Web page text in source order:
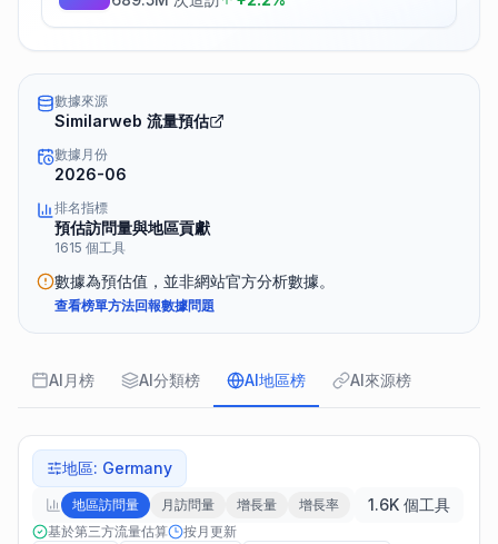
數據來源
Similarweb 流量預估
數據月份
2026-06
排名指標
預估訪問量與地區貢獻
1615 個工具
數據為預估值，並非網站官方分析數據。
查看榜單方法回報數據問題
AI月榜 AI分類榜 AI地區榜 AI來源榜
地區: Germany
地區訪問量 月訪問量 增長量 增長率 1.6K 個工具
基於第三方流量估算 按月更新